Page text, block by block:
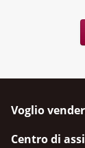
Voglio
Centro di